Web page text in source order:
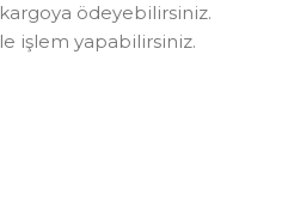
ödeyebilirsiniz.
işlem yapabilirsiniz.